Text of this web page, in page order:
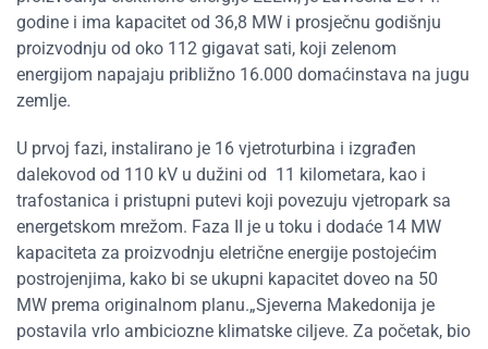
godine i ima kapacitet od 36,8 MW i prosječnu godišnju
proizvodnju od oko 112 gigavat sati, koji zelenom
energijom napajaju približno 16.000 domaćinstava na jugu
zemlje.
U prvoj fazi, instalirano je 16 vjetroturbina i izgrađen
dalekovod od 110 kV u dužini od 11 kilometara, kao i
trafostanica i pristupni putevi koji povezuju vjetropark sa
energetskom mrežom. Faza II je u toku i dodaće 14 MW
kapaciteta za proizvodnju eletrične energije postojećim
postrojenjima, kako bi se ukupni kapacitet doveo na 50
MW prema originalnom planu.„Sjeverna Makedonija je
postavila vrlo ambiciozne klimatske ciljeve. Za početak, bio